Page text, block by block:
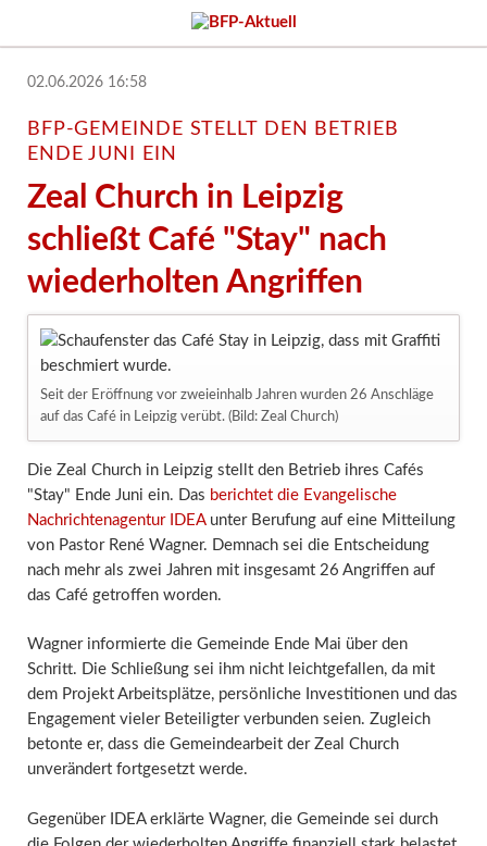
02.06.2026 16:58
BFP-GEMEINDE STELLT DEN BETRIEB
ENDE JUNI EIN
Zeal Church in Leipzig
schließt Café "Stay" nach
wiederholten Angriffen
Seit der Eröffnung vor zweieinhalb Jahren wurden 26 Anschläge
auf das Café in Leipzig verübt. (Bild: Zeal Church)
Die Zeal Church in Leipzig stellt den Betrieb ihres Cafés
"Stay" Ende Juni ein. Das berichtet die Evangelische
Nachrichtenagentur IDEAunter Berufung auf eine Mitteilung
von Pastor René Wagner. Demnach sei die Entscheidung
nach mehr als zwei Jahren mit insgesamt 26 Angriffen auf
das Café getroffen worden.
Wagner informierte die Gemeinde Ende Mai über den
Schritt. Die Schließung sei ihm nicht leichtgefallen, da mit
dem Projekt Arbeitsplätze, persönliche Investitionen und das
Engagement vieler Beteiligter verbunden seien. Zugleich
betonte er, dass die Gemeindearbeit der Zeal Church
unverändert fortgesetzt werde.
Gegenüber IDEA erklärte Wagner, die Gemeinde sei durch